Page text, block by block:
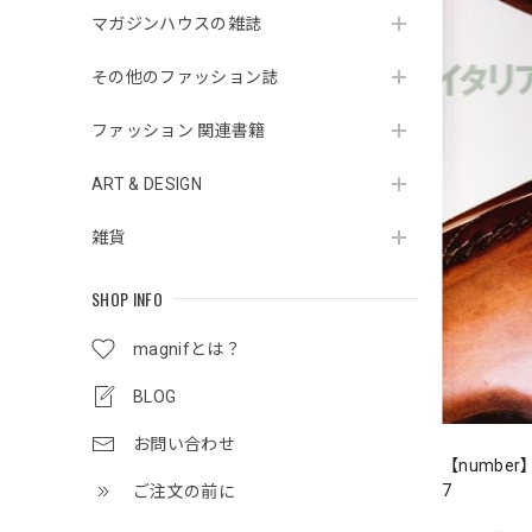
マガジンハウスの雑誌
その他のファッション誌
ファッション 関連書籍
ART & DESIGN
雑貨
SHOP INFO
magnifとは？
BLOG
お問い合わせ
ご注文の前に
【number
7